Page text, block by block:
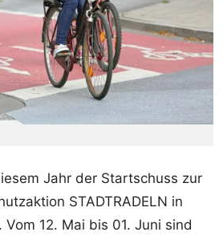
Jahr der Startschuss zur
STADTRADELN in
12. Mai bis 01. Juni sind